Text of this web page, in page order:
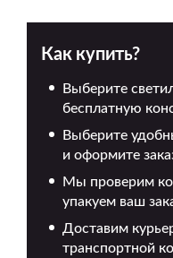
Как купить?
Выберите
бесплатную
Выберите
и оформите
Мы проверим
упакуем ваш
Доставим
транспортной